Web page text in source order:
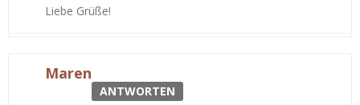
Liebe Grüße!
Maren
ANTWORTEN